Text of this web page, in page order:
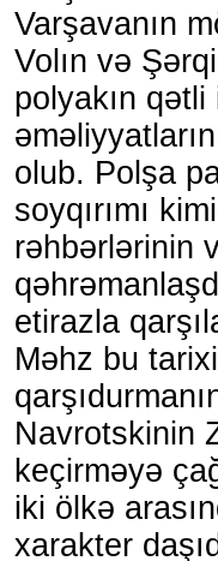
Varşavanın
Volın və
polyakın
olub. Polşa
soyqırımı
rəhbərlərinin
etirazla
Məhz bu
Navrotskinin
keçirməyə
iki ölkə
xarakter